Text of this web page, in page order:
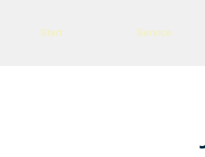
Start Service